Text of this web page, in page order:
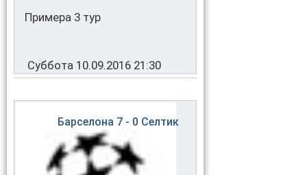
Примера 3 тур
Суббота 10.09.2016 21:30
Барселона 7 - 0 Селтик